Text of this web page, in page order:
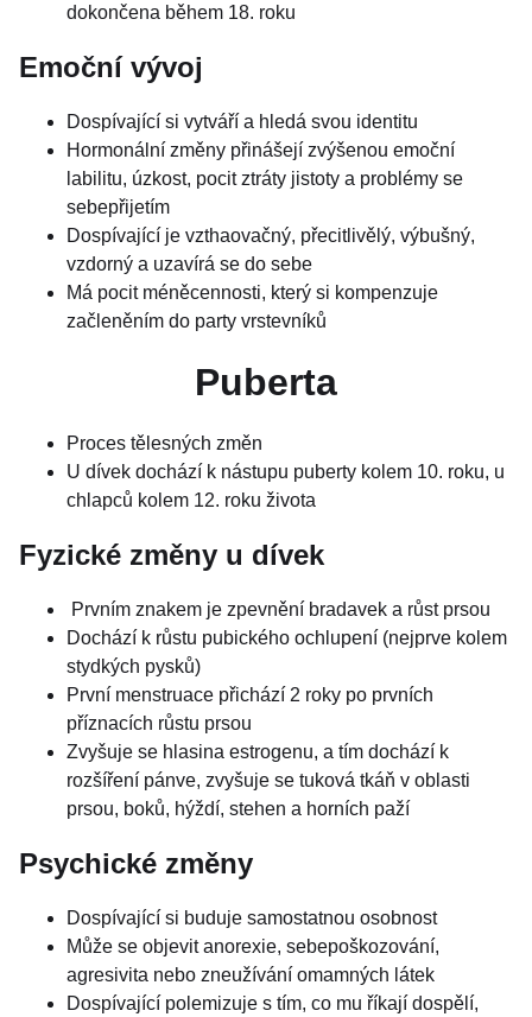
dokončena během 18. roku
Emoční vývoj
Dospívající si vytváří a hledá svou identitu
Hormonální změny přinášejí zvýšenou emoční
labilitu, úzkost, pocit ztráty jistoty a problémy se
sebepřijetím
Dospívající je vzthaovačný, přecitlivělý, výbušný,
vzdorný a uzavírá se do sebe
Má pocit méněcennosti, který si kompenzuje
začleněním do party vrstevníků
Puberta
Proces tělesných změn
U dívek dochází k nástupu puberty kolem 10. roku, u
chlapců kolem 12. roku života
Fyzické změny u dívek
Prvním znakem je zpevnění bradavek a růst prsou
Dochází k růstu pubického ochlupení (nejprve kolem
stydkých pysků)
První menstruace přichází 2 roky po prvních
příznacích růstu prsou
Zvyšuje se hlasina estrogenu, a tím dochází k
rozšíření pánve, zvyšuje se tuková tkáň v oblasti
prsou, boků, hýždí, stehen a horních paží
Psychické změny
Dospívající si buduje samostatnou osobnost
Může se objevit anorexie, sebepoškozování,
agresivita nebo zneužívání omamných látek
Dospívající polemizuje s tím, co mu říkají dospělí,